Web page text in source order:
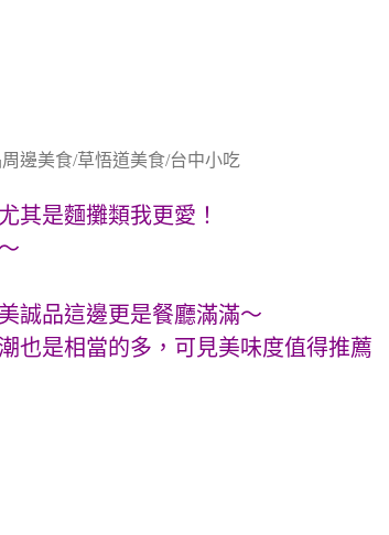
邊美食/草悟道美食/台中小吃
其是麵攤類我更愛！
誠品這邊更是餐廳滿滿～
也是相當的多，可見美味度值得推薦